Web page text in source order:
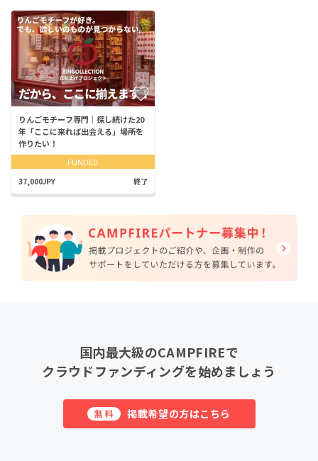
りんごモチーフ専門｜探し続けた20
年「ここに来れば出会える」場所を
作りたい！
FUNDED
37,000JPY 終了
国内最大級のCAMPFIREで
クラウドファンディングを始めましょう
無料 掲載希望の方はこちら